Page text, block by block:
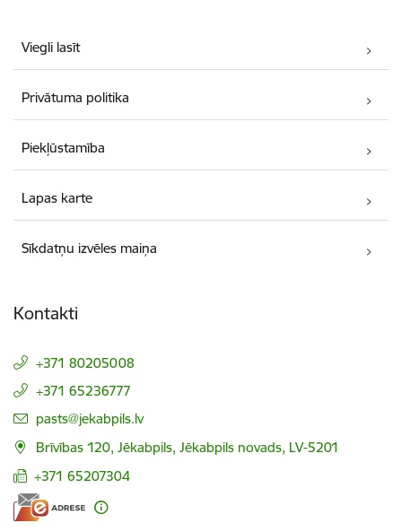
Viegli lasīt
Privātuma politika
Piekļūstamība
Lapas karte
Sīkdatņu izvēles maiņa
Kontakti
+371 80205008
+371 65236777
E-pasts:
pasts@jekabpils.lv
Brīvības 120, Jēkabpils, Jēkabpils novads, LV-5201
+371 65207304